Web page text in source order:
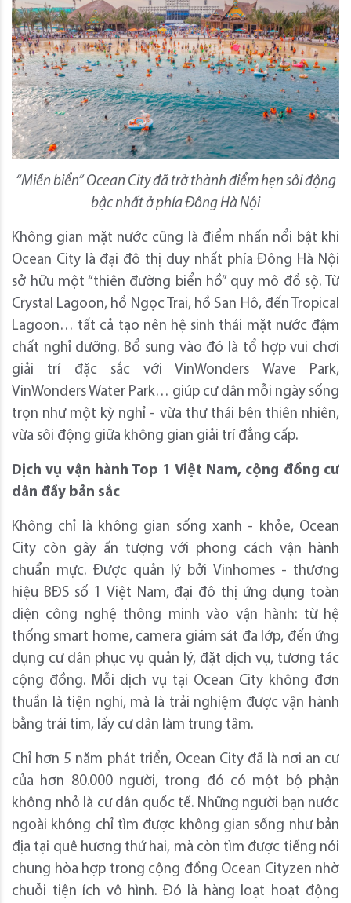
“Miền biển” Ocean City đã trở thành điểm hẹn sôi động
bậc nhất ở phía Đông Hà Nội
Không gian mặt nước cũng là điểm nhấn nổi bật khi
Ocean City là đại đô thị duy nhất phía Đông Hà Nội
sở hữu một “thiên đường biển hồ” quy mô đồ sộ. Từ
Crystal Lagoon, hồ Ngọc Trai, hồ San Hô, đến Tropical
Lagoon… tất cả tạo nên hệ sinh thái mặt nước đậm
chất nghỉ dưỡng. Bổ sung vào đó là tổ hợp vui chơi
giải trí đặc sắc với VinWonders Wave Park,
VinWonders Water Park… giúp cư dân mỗi ngày sống
trọn như một kỳ nghỉ - vừa thư thái bên thiên nhiên,
vừa sôi động giữa không gian giải trí đẳng cấp.
Dịch vụ vận hành Top 1 Việt Nam, cộng đồng cư
dân đầy bản sắc
Không chỉ là không gian sống xanh - khỏe, Ocean
City còn gây ấn tượng với phong cách vận hành
chuẩn mực. Được quản lý bởi Vinhomes - thương
hiệu BĐS số 1 Việt Nam, đại đô thị ứng dụng toàn
diện công nghệ thông minh vào vận hành: từ hệ
thống smart home, camera giám sát đa lớp, đến ứng
dụng cư dân phục vụ quản lý, đặt dịch vụ, tương tác
cộng đồng. Mỗi dịch vụ tại Ocean City không đơn
thuần là tiện nghi, mà là trải nghiệm được vận hành
bằng trái tim, lấy cư dân làm trung tâm.
Chỉ hơn 5 năm phát triển, Ocean City đã là nơi an cư
của hơn 80.000 người, trong đó có một bộ phận
không nhỏ là cư dân quốc tế. Những người bạn nước
ngoài không chỉ tìm được không gian sống như bản
địa tại quê hương thứ hai, mà còn tìm được tiếng nói
chung hòa hợp trong cộng đồng Ocean Cityzen nhờ
chuỗi tiện ích vô hình. Đó là hàng loạt hoạt động